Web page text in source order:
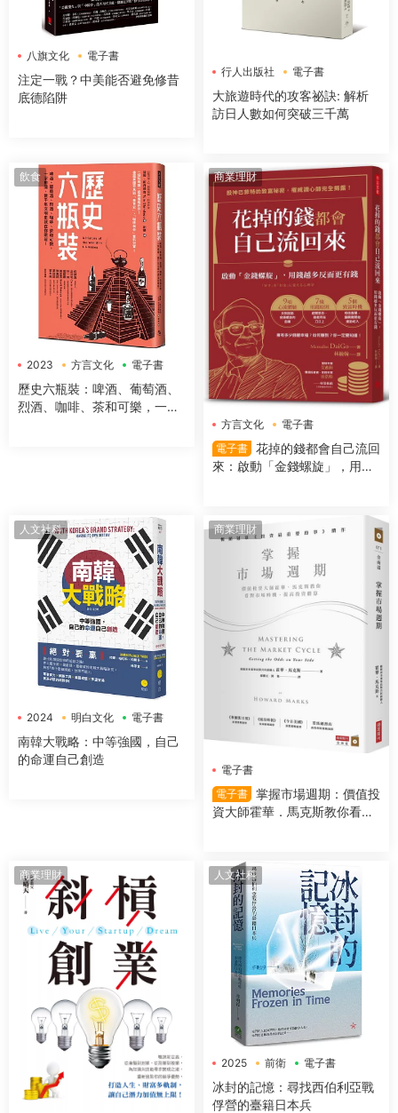
八旗文化 電子書
注定一戰？中美能否避免修昔
底德陷阱
行人出版社 電子書
大旅遊時代的攻客祕訣: 解析
訪日人數如何突破三千萬
飲食
2023 方言文化 電子書
歷史六瓶裝：啤酒、葡萄酒、
烈酒、咖啡、茶和可樂，一字
商業理財
方言文化
電子書
電子書 花掉的錢都會自己流回
來：啟動「金錢螺旋」，用錢
人文社科
2024 明白文化 電子書
南韓大戰略：中等強國，自己
的命運自己創造
商業理財
電子書
電子書 掌握市場週期：價值投
資大師霍華．馬克斯教你看對
商業理財 人文社科
2025 前衛 電子書
冰封的記憶：尋找西伯利亞戰
俘營的臺籍日本兵